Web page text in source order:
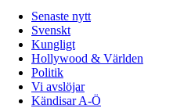
Senaste nytt
Svenskt
Kungligt
Hollywood & Världen
Politik
Vi avslöjar
Kändisar A-Ö